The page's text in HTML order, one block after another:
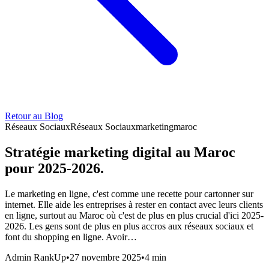
Retour au Blog
Réseaux SociauxRéseaux Sociauxmarketingmaroc
Stratégie marketing digital au Maroc
pour 2025-2026.
Le marketing en ligne, c'est comme une recette pour cartonner sur
internet. Elle aide les entreprises à rester en contact avec leurs clients
en ligne, surtout au Maroc où c'est de plus en plus crucial d'ici 2025-
2026. Les gens sont de plus en plus accros aux réseaux sociaux et
font du shopping en ligne. Avoir…
Admin RankUp•27 novembre 2025•4 min